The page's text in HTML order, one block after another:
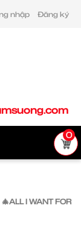
nhập Đăng ký
0
🎄ALL I WANT FOR